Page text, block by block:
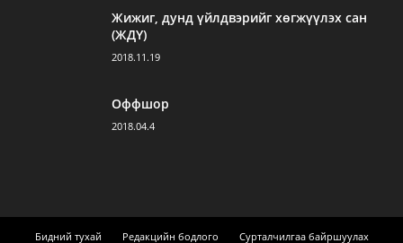
Жижиг, дунд үйлдвэрийг хөгжүүлэх сан
(ЖДҮ)
2018.11.19
Оффшор
2018.04.4
Бидний тухай Редакцийн бодлого Сурталчилгаа байршуулах